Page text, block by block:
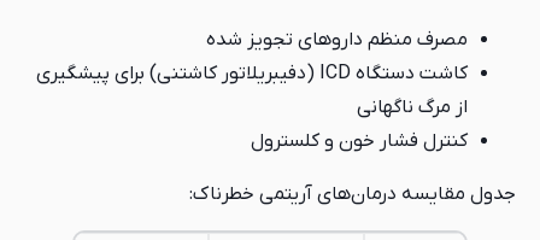
مصرف منظم داروهای تجویز شده
کاشت دستگاه ICD (دفیبریلاتور کاشتنی) برای پیشگیری
از مرگ ناگهانی
کنترل فشار خون و کلسترول
جدول مقایسه درمان‌های آریتمی خطرناک: